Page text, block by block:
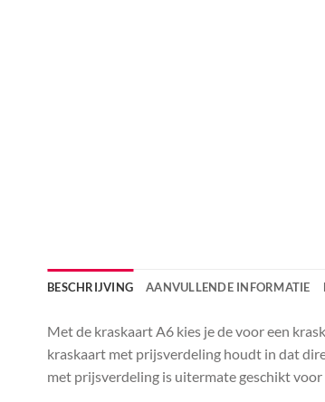
BESCHRIJVING AANVULLENDE INFORMATIE
Met de kraskaart A6 kies je de voor een
kraskaart met prijsverdeling houdt in dat
met prijsverdeling is uitermate geschikt